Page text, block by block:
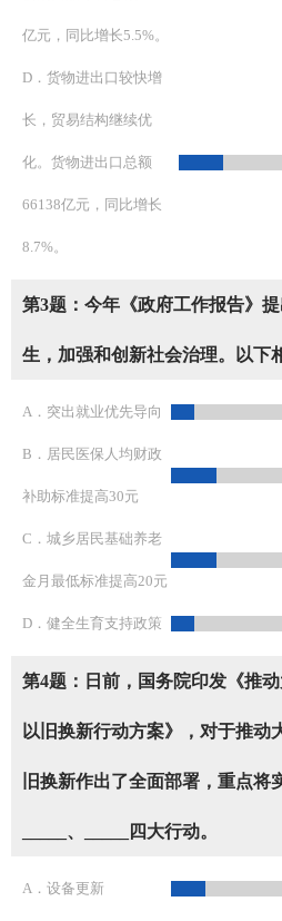
亿元，同比增长5.5%。
D．货物进出口较快增
长，贸易结构继续优
化。货物进出口总额
66138亿元，同比增长
8.7%。
第3题：今年《政府工作报告》
生，加强和创新社会治理。以下
A．突出就业优先导向
B．居民医保人均财政
补助标准提高30元
C．城乡居民基础养老
金月最低标准提高20元
D．健全生育支持政策
第4题：日前，国务院印发《推
以旧换新行动方案》，对于推动
旧换新作出了全面部署，重点将
_____、_____四大行动。
A．设备更新